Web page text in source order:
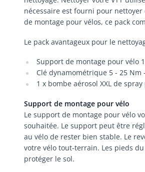
nécessaire est fourni pour
de montage pour vélos, ce pack
Le pack avantageux pour le
Support de montage pour vélo
Clé dynamométrique 5 - 25 Nm
1 x bombe aérosol XXL de
Support de montage pour vélo
Le support de montage pour vélo
souhaitée. Le support peut être
au vélo de rester bien stable. Le
votre vélo tout-terrain. Les pieds
protéger le sol.